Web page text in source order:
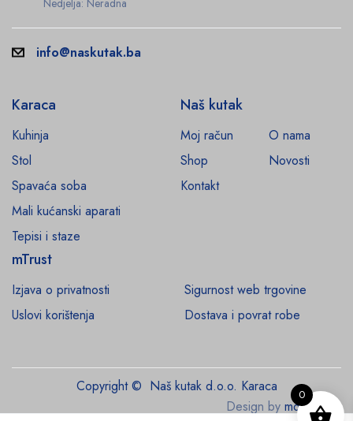
info@naskutak.ba
Karaca
Kuhinja
Stol
Spavaća soba
Mali kućanski aparati
Tepisi i staze
Naš kutak
Moj račun
O nama
Shop
Novosti
Kontakt
mTrust
Izjava o privatnosti
Sigurnost web trgovine
Uslovi korištenja
Dostava i povrat robe
Copyright © Naš kutak d.o.o. Karaca
Design by monroe.ba
0